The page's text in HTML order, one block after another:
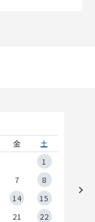
金
土
1
7
8
14
15
21
22